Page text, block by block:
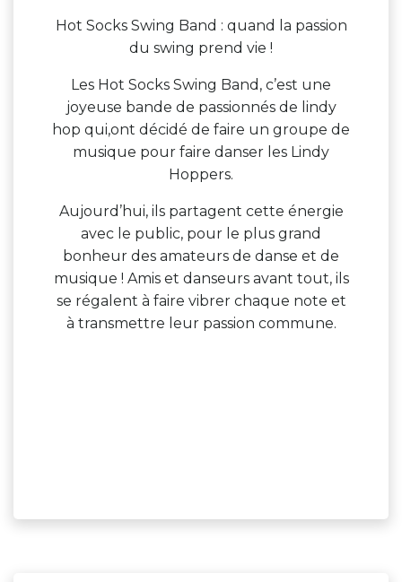
Hot Socks Swing Band : quand la passion
du swing prend vie !
Les Hot Socks Swing Band, c’est une
joyeuse bande de passionnés de lindy
hop qui,ont décidé de faire un groupe de
musique pour faire danser les Lindy
Hoppers.
Aujourd’hui, ils partagent cette énergie
avec le public, pour le plus grand
bonheur des amateurs de danse et de
musique ! Amis et danseurs avant tout, ils
se régalent à faire vibrer chaque note et
à transmettre leur passion commune.